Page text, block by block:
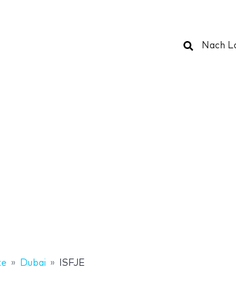
Suchen
Nach
Dubai ISFJE